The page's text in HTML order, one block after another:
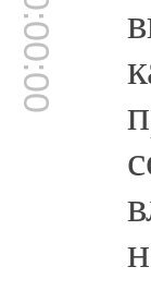
00:00:00